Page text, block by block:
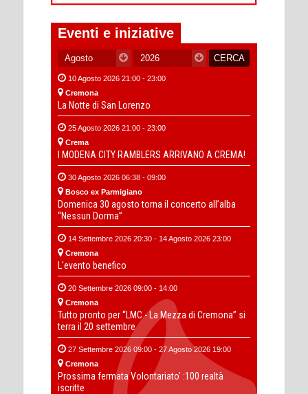
Eventi e iniziative
10 Agosto 2026 21:00 - 23:00
Cremona
La Notte di San Lorenzo
25 Agosto 2026 21:00 - 23:00
Crema
I MODENA CITY RAMBLERS ARRIVANO A CREMA!
30 Agosto 2026 06:38 - 09:00
Bosco ex Parmigiano
Domenica 30 agosto torna il concerto all’alba
“Nessun Dorma”
14 Settembre 2026 20:30 - 14 Agosto 2026 23:00
Cremona
L'evento benefico
20 Settembre 2026 09:00 - 14:00
Cremona
Tutto pronto per “LMC - La Mezza di Cremona” si
terra il 20 settembre
27 Settembre 2026 09:00 - 27 Agosto 2026 19:00
Cremona
Prossima fermata Volontariato' :100 realtà
iscritte